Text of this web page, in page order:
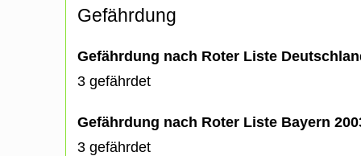
Gefährdung
Gefährdung nach Roter Liste
3 gefährdet
Gefährdung nach Roter Liste Bayern
3 gefährdet